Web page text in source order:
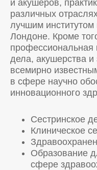
и акушеров,
различных
лучшим институтом
Лондоне. Кроме
профессиональная
дела, акушерства
всемирно
в сфере научно
инновационного
Сестринское
Клиническое
Образование
сфере